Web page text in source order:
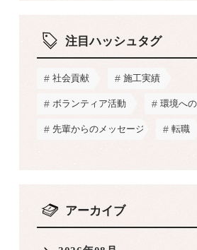
注目ハッシュタグ
社会貢献 施工実績
ボランティア活動 環境へ
先輩からのメッセージ 転職
アーカイブ